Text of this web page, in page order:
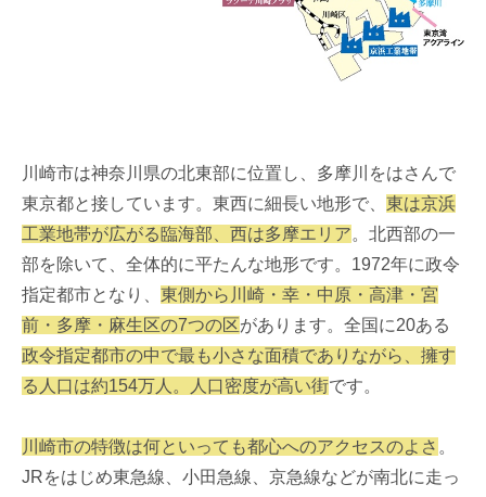
川崎市は神奈川県の北東部に位置し、多摩川をはさんで
東京都と接しています。東西に細長い地形で、 東は京浜
工業地帯が広がる臨海部、西は多摩エリア。北西部の一
部を除いて、全体的に平たんな地形です。1972年に政令
指定都市となり、 東側から川崎・幸・中原・高津・宮
前・多摩・麻生区の7つの区があります。全国に20ある
政令指定都市の中で最も小さな面積でありながら、擁す
る人口は約154万人。人口密度が高い街です。
川崎市の特徴は何といっても都心へのアクセスのよさ 。
JRをはじめ東急線、小田急線、京急線などが南北に走っ